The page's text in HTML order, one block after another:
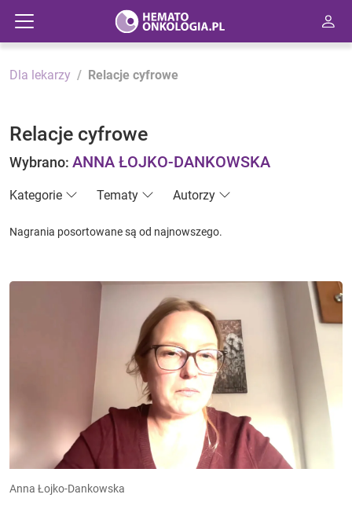
Dla lekarzy Relacje cyfrowe
Relacje cyfrowe
Wybrano: ANNA ŁOJKO-DANKOWSKA
Kategorie Tematy Autorzy
Nagrania posortowane są od najnowszego.
Anna Łojko-Dankowska